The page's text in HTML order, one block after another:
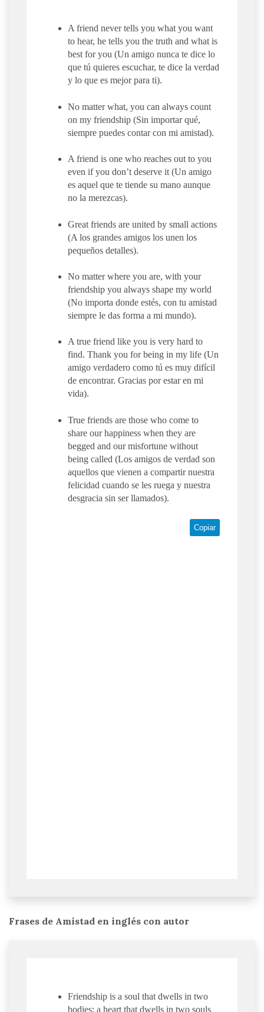
A friend never tells you what you want
to hear, he tells you the truth and what is
best for you (Un amigo nunca te dice lo
que tú quieres escuchar, te dice la verdad
y lo que es mejor para ti).
No matter what, you can always count
on my friendship (Sin importar qué,
siempre puedes contar con mi amistad).
A friend is one who reaches out to you
even if you don’t deserve it (Un amigo
es aquel que te tiende su mano aunque
no la merezcas).
Great friends are united by small actions
(A los grandes amigos los unen los
pequeños detalles).
No matter where you are, with your
friendship you always shape my world
(No importa donde estés, con tu amistad
siempre le das forma a mi mundo).
A true friend like you is very hard to
find. Thank you for being in my life (Un
amigo verdadero como tú es muy difícil
de encontrar. Gracias por estar en mi
vida).
True friends are those who come to
share our happiness when they are
begged and our misfortune without
being called (Los amigos de verdad son
aquellos que vienen a compartir nuestra
felicidad cuando se les ruega y nuestra
desgracia sin ser llamados).
Copiar
Frases de Amistad en inglés con autor
Friendship is a soul that dwells in two
bodies; a heart that dwells in two souls